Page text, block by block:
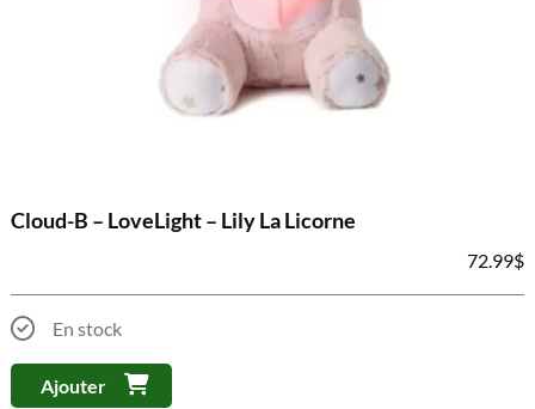
Cloud-B – LoveLight – Lily La Licorne
72.99$
En stock
Ajouter